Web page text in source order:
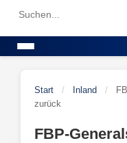
Search
Start / Inland /
zurück
FBP-